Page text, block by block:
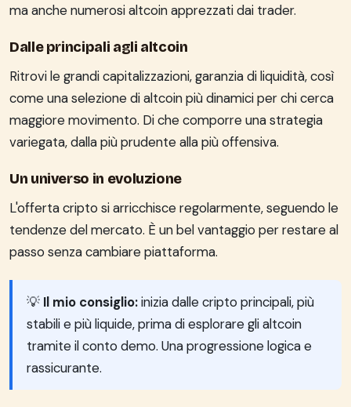
ma anche numerosi altcoin apprezzati dai trader.
Dalle principali agli altcoin
Ritrovi le grandi capitalizzazioni, garanzia di liquidità, così
come una selezione di altcoin più dinamici per chi cerca
maggiore movimento. Di che comporre una strategia
variegata, dalla più prudente alla più offensiva.
Un universo in evoluzione
L'offerta cripto si arricchisce regolarmente, seguendo le
tendenze del mercato. È un bel vantaggio per restare al
passo senza cambiare piattaforma.
💡 Il mio consiglio:inizia dalle cripto principali, più
stabili e più liquide, prima di esplorare gli altcoin
tramite il conto demo. Una progressione logica e
rassicurante.